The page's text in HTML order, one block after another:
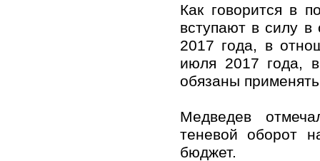
Как говорится в
вступают в силу
2017 года, в
июля 2017 года,
обязаны
Медведев
теневой оборот
бюджет.